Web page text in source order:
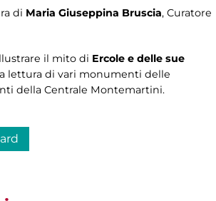
di Maria Giuseppina Bruscia, Curatore
il mito di Ercole e delle sue
lettura di vari monumenti delle
della Centrale Montemartini.